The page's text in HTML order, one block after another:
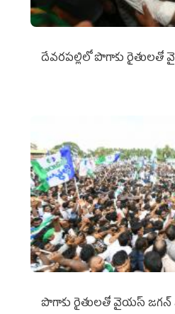
దేవరపల్లిలో పొగాకు
పొగాకు రైతుల‌తో వైయ‌స్